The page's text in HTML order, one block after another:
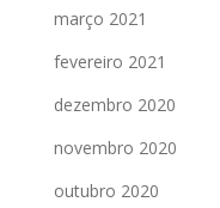
março 2021
fevereiro 2021
dezembro 2020
novembro 2020
outubro 2020